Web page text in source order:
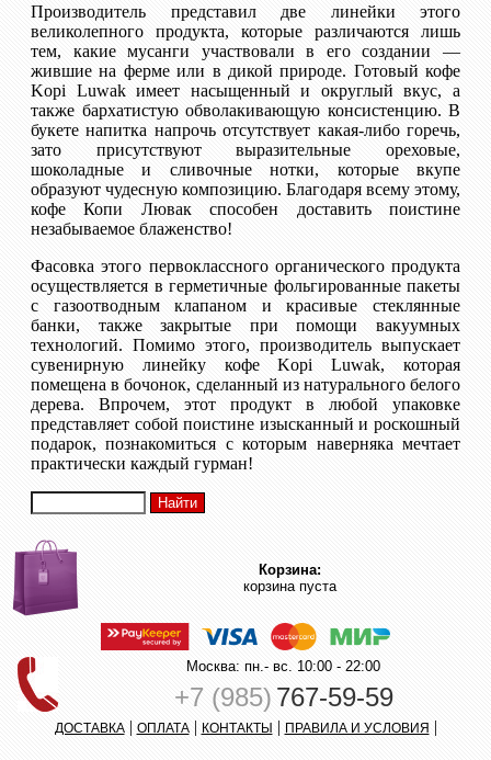
Производитель представил две линейки этого
великолепного продукта, которые различаются лишь
тем, какие мусанги участвовали в его создании —
жившие на ферме или в дикой природе. Готовый кофе
Kopi Luwak имеет насыщенный и округлый вкус, а
также бархатистую обволакивающую консистенцию. В
букете напитка напрочь отсутствует какая-либо горечь,
зато присутствуют выразительные ореховые,
шоколадные и сливочные нотки, которые вкупе
образуют чудесную композицию. Благодаря всему этому,
кофе Копи Лювак способен доставить поистине
незабываемое блаженство!
Фасовка этого первоклассного органического продукта
осуществляется в герметичные фольгированные пакеты
с газоотводным клапаном и красивые стеклянные
банки, также закрытые при помощи вакуумных
технологий. Помимо этого, производитель выпускает
сувенирную линейку кофе Kopi Luwak, которая
помещена в бочонок, сделанный из натурального белого
дерева. Впрочем, этот продукт в любой упаковке
представляет собой поистине изысканный и роскошный
подарок, познакомиться с которым наверняка мечтает
практически каждый гурман!
Корзина:
корзина пуста
Москва: пн.- вс. 10:00 - 22:00
+7 (985) 767-59-59
ДОСТАВКА| ОПЛАТА| КОНТАКТЫ | ПРАВИЛА И УСЛОВИЯ |